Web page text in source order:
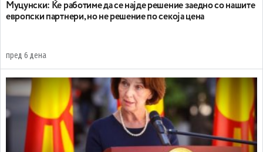
Муцунски: Ќе работиме да се најде решение заедно со нашите
европски партнери, но не решение по секоја цена
пред 6 дена